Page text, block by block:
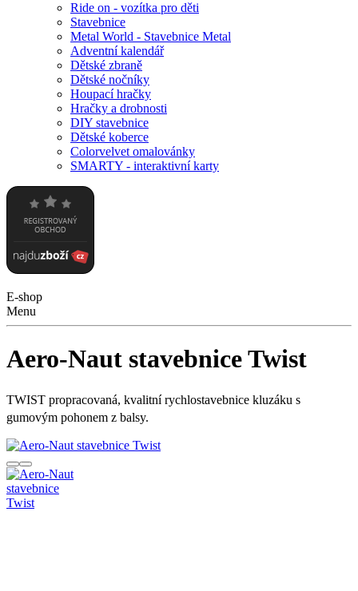
Ride on - vozítka pro děti
Stavebnice
Metal World - Stavebnice Metal
Adventní kalendář
Dětské zbraně
Dětské nočníky
Houpací hračky
Hračky a drobnosti
DIY stavebnice
Dětské koberce
Colorvelvet omalovánky
SMARTY - interaktivní karty
E-shop
Menu
Aero-Naut stavebnice Twist
TWIST propracovaná, kvalitní rychlostavebnice kluzáku s
gumovým pohonem z balsy.